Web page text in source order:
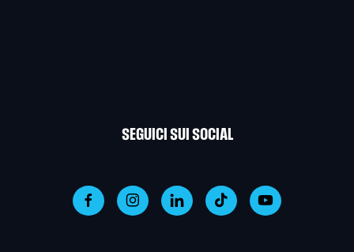
SEGUICI SUI SOCIAL